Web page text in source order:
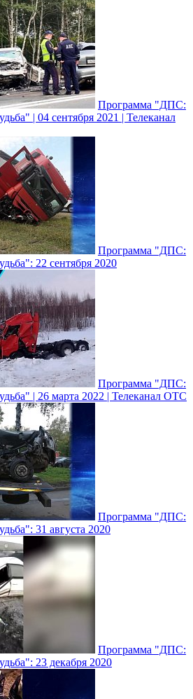
Программа "ДПС:
| 04 сентября 2021 | Телеканал
Программа "ДПС:
22 сентября 2020
Программа "ДПС:
| 26 марта 2022 | Телеканал ОТС
Программа "ДПС:
31 августа 2020
Программа "ДПС:
23 декабря 2020